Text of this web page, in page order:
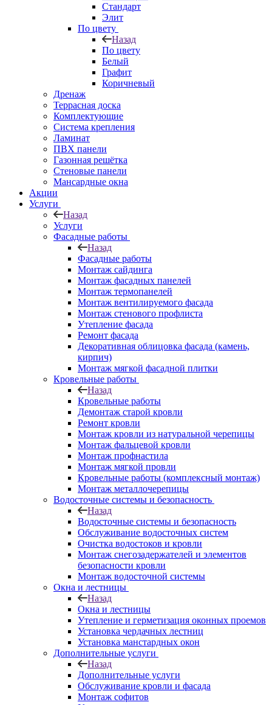
Стандарт
Элит
По цвету
Назад
По цвету
Белый
Графит
Коричневый
Дренаж
Террасная доска
Комплектующие
Система крепления
Ламинат
ПВХ панели
Газонная решётка
Стеновые панели
Мансардные окна
Акции
Услуги
Назад
Услуги
Фасадные работы
Назад
Фасадные работы
Монтаж сайдинга
Монтаж фасадных панелей
Монтаж термопанелей
Монтаж вентилируемого фасада
Монтаж стенового профлиста
Утепление фасада
Ремонт фасада
Декоративная облицовка фасада (камень,
кирпич)
Монтаж мягкой фасадной плитки
Кровельные работы
Назад
Кровельные работы
Демонтаж старой кровли
Ремонт кровли
Монтаж кровли из натуральной черепицы
Монтаж фальцевой кровли
Монтаж профнастила
Монтаж мягкой провли
Кровельные работы (комплексный монтаж)
Монтаж металлочерепицы
Водосточные системы и безопасность
Назад
Водосточные системы и безопасность
Обслуживание водосточных систем
Очистка водостоков и кровли
Монтаж снегозадержателей и элементов
безопасности кровли
Монтаж водосточной системы
Окна и лестницы
Назад
Окна и лестницы
Утепление и герметизация оконных проемов
Установка чердачных лестниц
Установка манстардных окон
Дополнительные услуги
Назад
Дополнительные услуги
Обслуживание кровли и фасада
Монтаж софитов